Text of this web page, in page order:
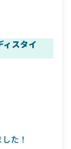
ィスタイ
た！